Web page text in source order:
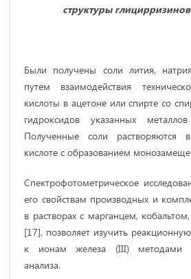
структуры
Были получены соли лития,
путем взаимодействия
кислоты в ацетоне или спирте со
гидроксидов указанных
Полученные соли растворяются
кислоте с образованием
Спектрофотометрическое
его свойствам производных и
в растворах с марганцем,
[17], позволяет изучить
к ионам железа (III) методами
анализа.